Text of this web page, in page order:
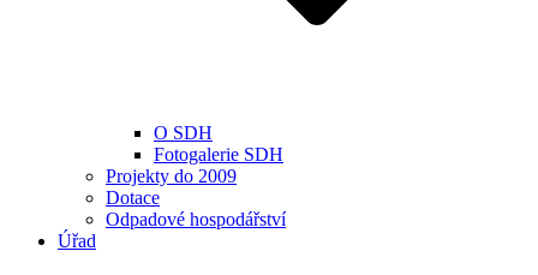
O SDH
Fotogalerie SDH
Projekty do 2009
Dotace
Odpadové hospodářství
Úřad